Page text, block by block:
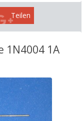
Teilen
1N4004 1A